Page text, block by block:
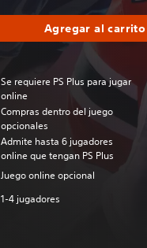
Agregar al carrito
Se requiere PS Plus para jugar
online
Compras dentro del juego
opcionales
Admite hasta 6 jugadores
online que tengan PS Plus
Juego online opcional
1-4 jugadores